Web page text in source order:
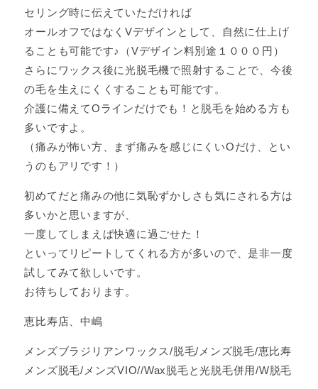
セリング時に伝えていただければ
オールオフではなくVデザインとして、自然に仕上げ
ることも可能です♪（Vデザイン料別途１０００円）
さらにワックス後に光脱毛機で照射することで、今後
の毛を生えにくくすることも可能です。
介護に備えてOラインだけでも！と脱毛を始める方も
多いですよ。
（痛みが怖い方、まず痛みを感じにくいOだけ、とい
うのもアリです！）
初めてだと痛みの他に気恥ずかしさも気にされる方は
多いかと思いますが、
一度してしまえば快適に過ごせた！
といってリピートしてくれる方が多いので、是非一度
試してみて欲しいです。
お待ちしております。
恵比寿店、中嶋
メンズブラジリアンワックス/脱毛/メンズ脱毛/恵比寿
メンズ脱毛/メンズVIO//Wax脱毛と光脱毛併用/W脱毛